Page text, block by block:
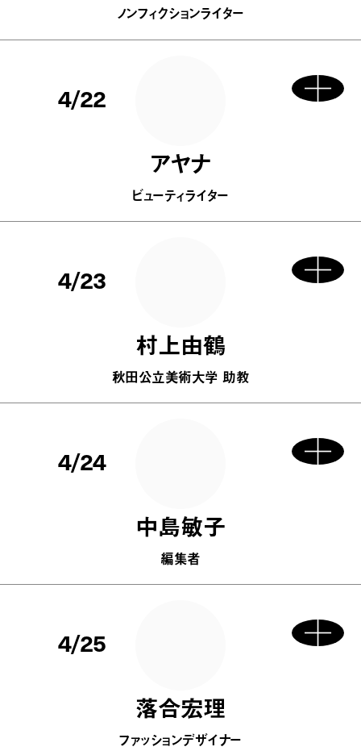
ノンフィクションライター
4/22
アヤナ
ビューティライター
4/23
村上由鶴
秋田公立美術大学 助教
4/24
中島敏子
編集者
4/25
落合宏理
ファッションデザイナー